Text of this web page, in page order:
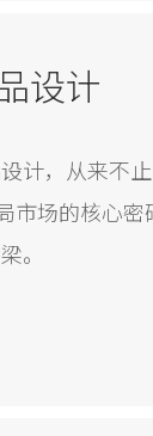
设计
设计，从来
场的核心密
。